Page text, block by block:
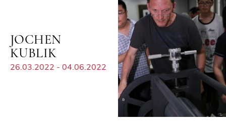
JOCHEN
KUBLIK
26.03.2022 - 04.06.2022